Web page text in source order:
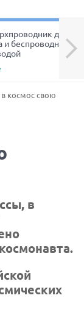
для
и беспроводной
Next
в космос свою
в